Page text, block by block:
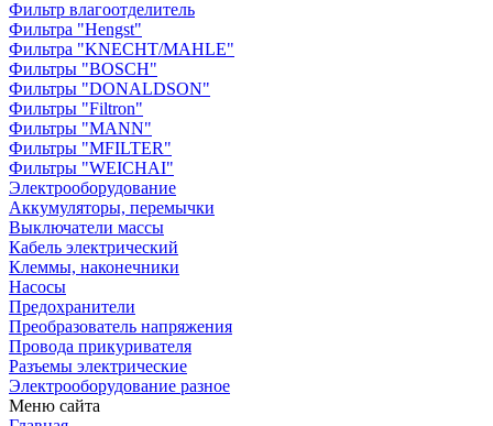
Фильтр влагоотделитель
Фильтра "Hengst"
Фильтра "KNECHT/MAHLE"
Фильтры "BOSCH"
Фильтры "DONALDSON"
Фильтры "Filtron"
Фильтры "MANN"
Фильтры "MFILTER"
Фильтры "WEICHAI"
Электрооборудование
Аккумуляторы, перемычки
Выключатели массы
Кабель электрический
Клеммы, наконечники
Насосы
Предохранители
Преобразователь напряжения
Провода прикуривателя
Разъемы электрические
Электрооборудование разное
Меню сайта